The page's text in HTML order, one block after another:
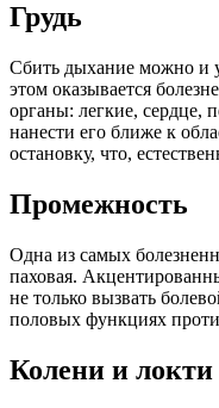
Грудь
Сбить дыхание можно и
этом оказывается
органы: легкие, сердце,
нанести его ближе к
остановку, что,
Промежность
Одна из самых
паховая.
не только вызвать
половых функциях
Колени и локти